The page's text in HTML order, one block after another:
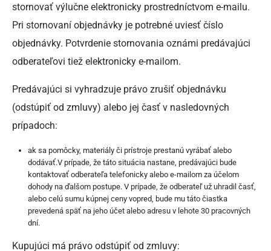
stornovať výlučne elektronicky prostredníctvom e-mailu.
Pri stornovaní objednávky je potrebné uviesť číslo
objednávky. Potvrdenie stornovania oznámi predávajúci
odberateľovi tiež elektronicky e-mailom.
Predávajúci si vyhradzuje právo zrušiť objednávku
(odstúpiť od zmluvy) alebo jej časť v nasledovných
prípadoch:
ak sa pomôcky, materiály či prístroje prestanú vyrábať alebo
dodávať.V prípade, že táto situácia nastane, predávajúci bude
kontaktovať odberateľa telefonicky alebo e-mailom za účelom
dohody na ďalšom postupe. V prípade, že odberateľ už uhradil časť,
alebo celú sumu kúpnej ceny vopred, bude mu táto čiastka
prevedená späť na jeho účet alebo adresu v lehote 30 pracovných
dní.
Kupujúci má právo odstúpiť od zmluvy: